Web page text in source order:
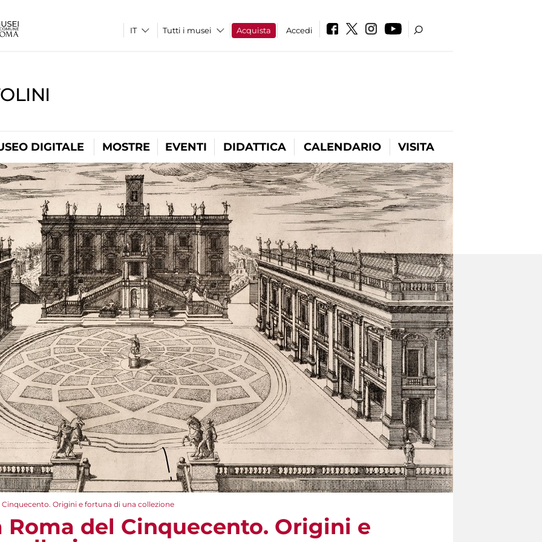
Tutti i musei Acquista Accedi
DIGITALE MOSTRE EVENTI DIDATTICA CALENDARIO VISITA
Cinquecento. Origini e fortuna di una collezione
Roma del Cinquecento. Origini e